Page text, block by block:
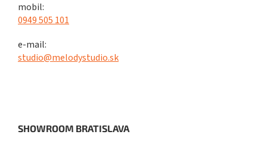
mobil:
0949 505 101
e-mail:
studio@melodystudio.sk
SHOWROOM BRATISLAVA